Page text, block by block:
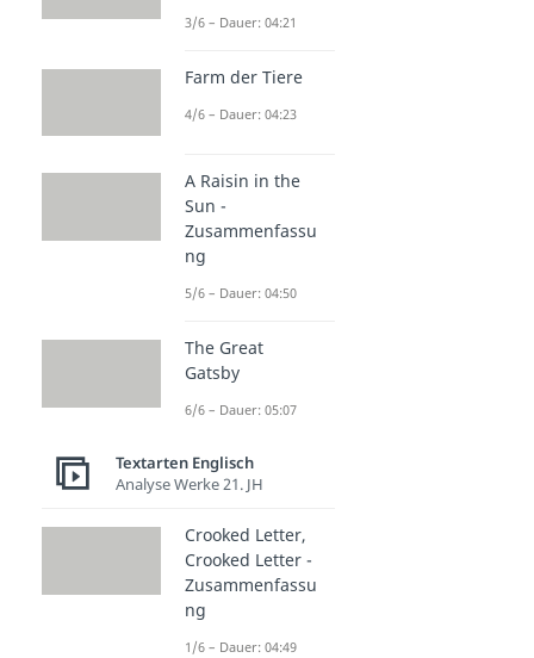
3/6 – Dauer: 04:21
Farm der Tiere
4/6 – Dauer: 04:23
A Raisin in the
Sun -
Zusammenfassu
ng
5/6 – Dauer: 04:50
The Great
Gatsby
6/6 – Dauer: 05:07
Textarten Englisch
Analyse Werke 21. JH
Crooked Letter,
Crooked Letter -
Zusammenfassu
ng
1/6 – Dauer: 04:49